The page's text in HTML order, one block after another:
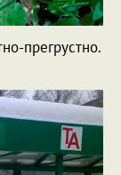
прегрустно.